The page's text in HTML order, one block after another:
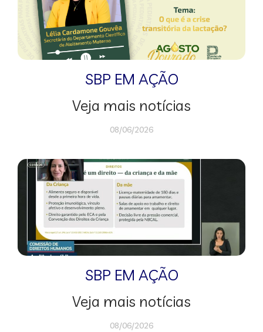
SBP EM AÇÃO
Veja mais notícias
08/06/2026
SBP EM AÇÃO
Veja mais notícias
08/06/2026